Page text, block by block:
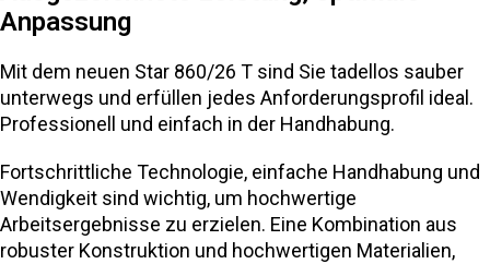
Anpassung
Mit dem neuen Star 860/26 T sind Sie tadellos sauber
unterwegs und erfüllen jedes Anforderungsprofil ideal.
Professionell und einfach in der Handhabung.
Fortschrittliche Technologie, einfache Handhabung und
Wendigkeit sind wichtig, um hochwertige
Arbeitsergebnisse zu erzielen. Eine Kombination aus
robuster Konstruktion und hochwertigen Materialien,